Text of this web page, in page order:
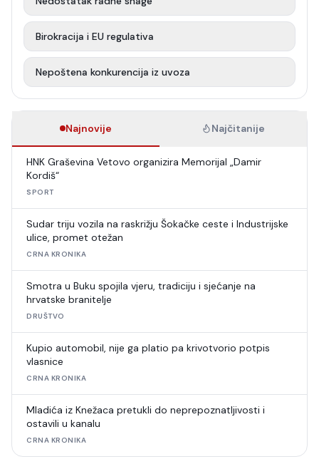
Birokracija i EU regulativa
Nepoštena konkurencija iz uvoza
Najnovije Najčitanije
HNK Graševina Vetovo organizira Memorijal „Damir
Kordiš“
SPORT
Sudar triju vozila na raskrižju Šokačke ceste i Industrijske
ulice, promet otežan
CRNA KRONIKA
Smotra u Buku spojila vjeru, tradiciju i sjećanje na
hrvatske branitelje
DRUŠTVO
Kupio automobil, nije ga platio pa krivotvorio potpis
vlasnice
CRNA KRONIKA
Mladića iz Knežaca pretukli do neprepoznatljivosti i
ostavili u kanalu
CRNA KRONIKA